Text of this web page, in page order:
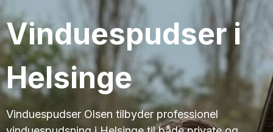
Vinduespudser i
Helsinge
Vinduespudser Olsen tilbyder professionel